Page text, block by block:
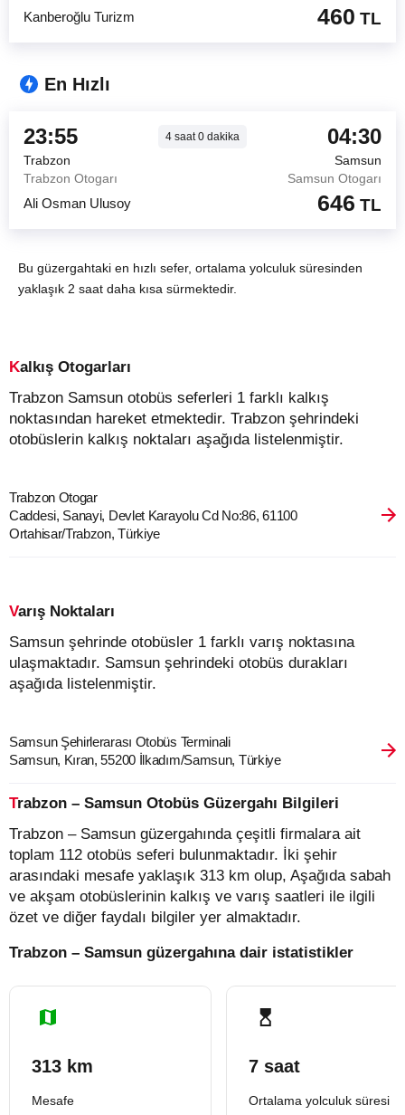
Kanberoğlu Turizm 460 TL
En Hızlı
23:55 4 saat0 dakika 04:30
Trabzon
Samsun
Trabzon Otogarı
Samsun Otogarı
Ali Osman Ulusoy 646 TL
Bu güzergahtaki en hızlı sefer, ortalama yolculuk süresinden
yaklaşık 2 saat daha kısa sürmektedir.
Kalkış Otogarları
Trabzon Samsun otobüs seferleri 1 farklı kalkış
noktasından hareket etmektedir. Trabzon şehrindeki
otobüslerin kalkış noktaları aşağıda listelenmiştir.
Trabzon Otogar
Caddesi, Sanayi, Devlet Karayolu Cd No:86, 61100
Ortahisar/Trabzon, Türkiye
Varış Noktaları
Samsun şehrinde otobüsler 1 farklı varış noktasına
ulaşmaktadır. Samsun şehrindeki otobüs durakları
aşağıda listelenmiştir.
Samsun Şehirlerarası Otobüs Terminali
Samsun, Kıran, 55200 İlkadım/Samsun, Türkiye
Trabzon – Samsun Otobüs Güzergahı Bilgileri
Trabzon – Samsun güzergahında çeşitli firmalara ait
toplam 112 otobüs seferi bulunmaktadır. İki şehir
arasındaki mesafe yaklaşık 313 km olup, Aşağıda sabah
ve akşam otobüslerinin kalkış ve varış saatleri ile ilgili
özet ve diğer faydalı bilgiler yer almaktadır.
Trabzon – Samsun güzergahına dair istatistikler
313 km
Mesafe
7 saat
Ortalama yolculuk süresi